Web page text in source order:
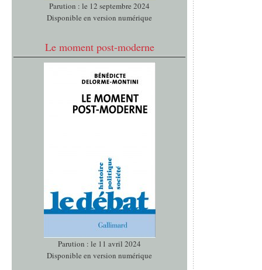
Parution : le 12 septembre 2024
Disponible en version numérique
Le moment post-moderne
Parution : le 11 avril 2024
Disponible en version numérique